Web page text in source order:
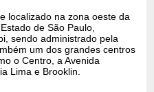
localizado na zona oeste da
de São Paulo,
sendo administrado pela
um dos grandes centros
o Centro, a Avenida
Lima e Brooklin.